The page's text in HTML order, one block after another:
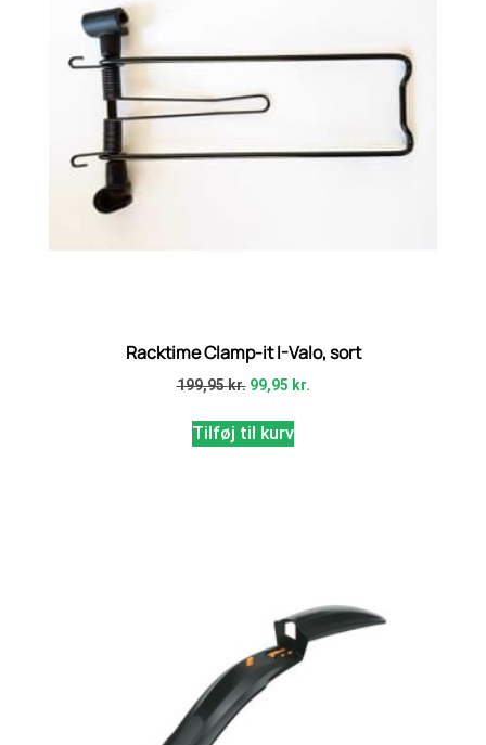
Racktime Clamp-it I-Valo, sort
199,95kr. 99,95 kr.
Tilføj til kurv